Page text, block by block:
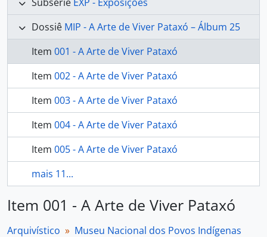
Dossiê MIP - A Arte de Viver Pataxó – Álbum 25
Item 001 - A Arte de Viver Pataxó
Item 002 - A Arte de Viver Pataxó
Item 003 - A Arte de Viver Pataxó
Item 004 - A Arte de Viver Pataxó
Item 005 - A Arte de Viver Pataxó
mais 11...
Item 001 - A Arte de Viver Pataxó
Arquivístico
Museu Nacional dos Povos Indígenas